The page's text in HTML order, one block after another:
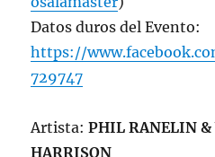
Datos duros del Evento:
https://
729747
Artista:PHIL RANELIN &
HARRISON